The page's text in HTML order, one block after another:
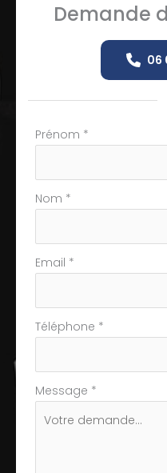
Demande
06
Formulaire
téléphone
Prénom *
Nom *
Email *
Téléphone *
Message *